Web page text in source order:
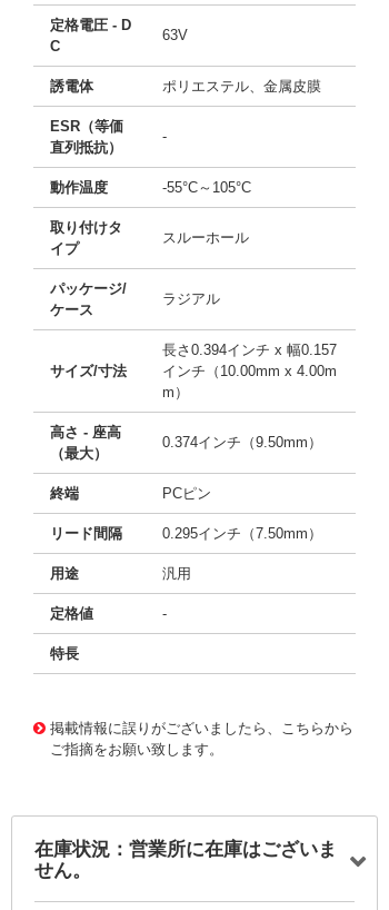
定格電圧 - D
C
63V
誘電体 ポリエステル、金属皮膜
ESR（等価
直列抵抗）
-
動作温度 -55°C～105°C
取り付けタ
イプ
スルーホール
パッケージ/
ケース
ラジアル
サイズ/寸法
長さ0.394インチ x 幅0.157
インチ（10.00mm x 4.00m
m）
高さ - 座高
（最大）
0.374インチ（9.50mm）
終端 PCピン
リード間隔 0.295インチ（7.50mm）
用途 汎用
定格値 -
特長
掲載情報に誤りがございましたら、こちらから
ご指摘をお願い致します。
在庫状況：営業所に在庫はございま
せん。